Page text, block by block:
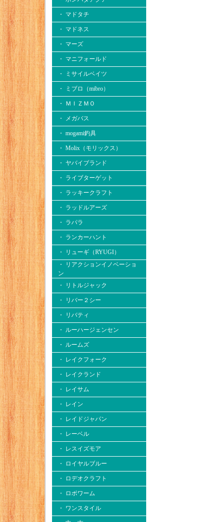
・ マドタチ
・ マドネス
・ マーズ
・ マニフォールド
・ ミサイルベイツ
・ ミブロ（mibro）
・ ＭＩＺＭＯ
・ メガバス
・ mogami釣具
・ Molix（モリックス）
・ ヤバイブランド
・ ライブターゲット
・ ラッキークラフト
・ ラッドルアーズ
・ ラパラ
・ ランカーハント
・ リューギ（RYUGI）
・ リアクションイノベーショ
ン
・ リトルジャック
・ リバー２シー
・ リバティ
・ ルーハージェンセン
・ ルームズ
・ レイクフォーク
・ レイクランド
・ レイサム
・ レイン
・ レイドジャパン
・ レーベル
・ レスイズモア
・ ロイヤルブルー
・ ロデオクラフト
・ ロボワーム
・ ワンスタイル